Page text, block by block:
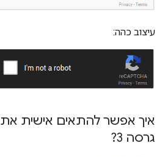
עיצוב כהה:
איך אפשר להתאים אישית את re
גרסה 3?